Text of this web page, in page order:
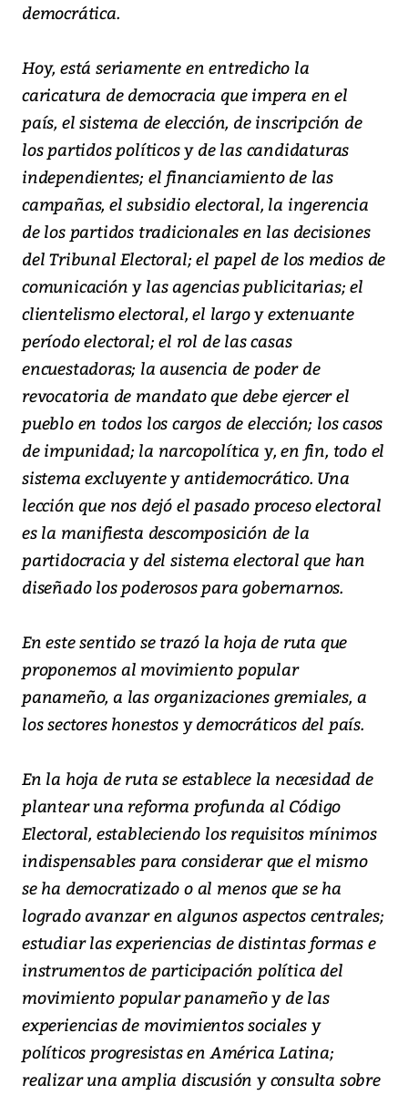
democrática.
Hoy, está seriamente en entredicho la
caricatura de democracia que impera en el
país, el sistema de elección, de inscripción de
los partidos políticos y de las candidaturas
independientes; el financiamiento de las
campañas, el subsidio electoral, la ingerencia
de los partidos tradicionales en las decisiones
del Tribunal Electoral; el papel de los medios de
comunicación y las agencias publicitarias; el
clientelismo electoral, el largo y extenuante
período electoral; el rol de las casas
encuestadoras; la ausencia de poder de
revocatoria de mandato que debe ejercer el
pueblo en todos los cargos de elección; los casos
de impunidad; la narcopolítica y, en fin, todo el
sistema excluyente y antidemocrático. Una
lección que nos dejó el pasado proceso electoral
es la manifiesta descomposición de la
partidocracia y del sistema electoral que han
diseñado los poderosos para gobernarnos.
En este sentido se trazó la hoja de ruta que
proponemos al movimiento popular
panameño, a las organizaciones gremiales, a
los sectores honestos y democráticos del país.
En la hoja de ruta se establece la necesidad de
plantear una reforma profunda al Código
Electoral, estableciendo los requisitos mínimos
indispensables para considerar que el mismo
se ha democratizado o al menos que se ha
logrado avanzar en algunos aspectos centrales;
estudiar las experiencias de distintas formas e
instrumentos de participación política del
movimiento popular panameño y de las
experiencias de movimientos sociales y
políticos progresistas en América Latina;
realizar una amplia discusión y consulta sobre